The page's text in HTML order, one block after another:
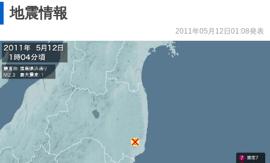
地震情報
2011年05月12日01:08発表